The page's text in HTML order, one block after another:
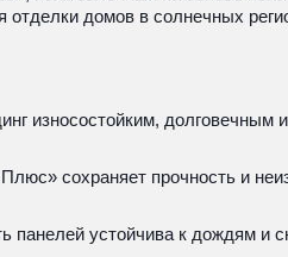
домов в солнечных
износостойким, долговечным
сохраняет прочность и
устойчива к дождям и